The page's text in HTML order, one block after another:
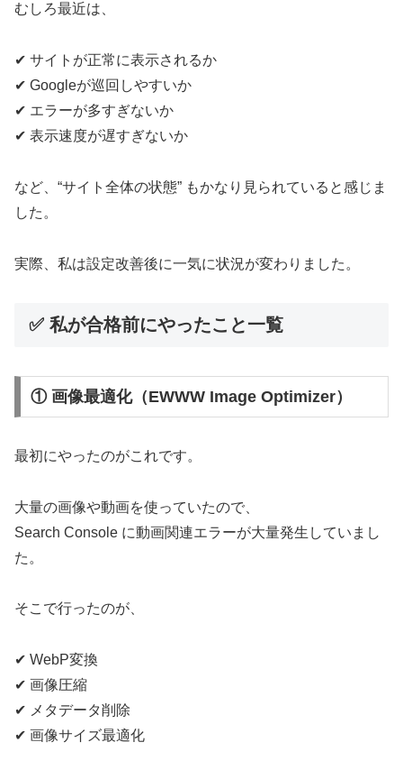
むしろ最近は、
✔ サイトが正常に表示されるか
✔ Googleが巡回しやすいか
✔ エラーが多すぎないか
✔ 表示速度が遅すぎないか
など、“サイト全体の状態” もかなり見られていると感じま
した。
実際、私は設定改善後に一気に状況が変わりました。
✅ 私が合格前にやったこと一覧
① 画像最適化（EWWW Image Optimizer）
最初にやったのがこれです。
大量の画像や動画を使っていたので、
Search Console に動画関連エラーが大量発生していまし
た。
そこで行ったのが、
✔ WebP変換
✔ 画像圧縮
✔ メタデータ削除
✔ 画像サイズ最適化